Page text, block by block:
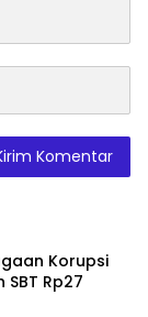
Korupsi
Rp27